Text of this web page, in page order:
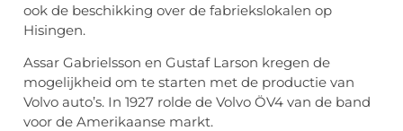
ook de beschikking over de fabriekslokalen op
Hisingen.
Assar Gabrielsson en Gustaf Larson kregen de
mogelijkheid om te starten met de productie van
Volvo auto’s. In 1927 rolde de Volvo ÖV4 van de band
voor de Amerikaanse markt.